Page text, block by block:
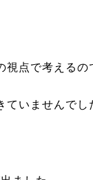
視点で考えるの
ていませんでし